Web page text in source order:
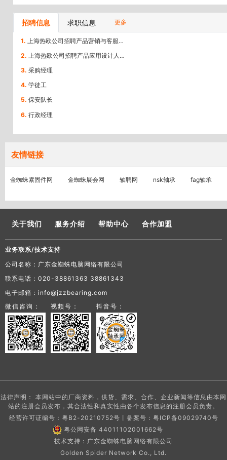
招聘信息 求职信息 更多
1.
上海热欧公司招聘产品营销与客服人员【上海】
2.
上海热欧公司招聘产品应用设计人员【上海】
3. 采购经理
4. 学徒工
5. 保安队长
6. 行政经理
友情链接
金蜘蛛紧固件网 金蜘蛛展会网 轴聘网 nsk轴承 fag轴承
关于我们 服务介绍 帮助中心 合作加盟
业务联系/技术支持
公司名称：广东金蜘蛛电脑网络有限公司
联系电话：020-38861363 38861343
电子邮箱：info@jzzbearing.com
微信咨询：
视频号： 抖音号：
法律声明： 本网站中的厂商资料，供货、需求、合作、企业新闻等信息由本网
站的注册会员发布，其合法性和真实性由各个发布信息的注册会员负责。
经营许可证编号：粤B2-20210752号丨备案号： 粤ICP备09029740号
粤公网安备 44011102001662号
技术支持：广东金蜘蛛电脑网络有限公司
Golden Spider Network Co., Ltd.